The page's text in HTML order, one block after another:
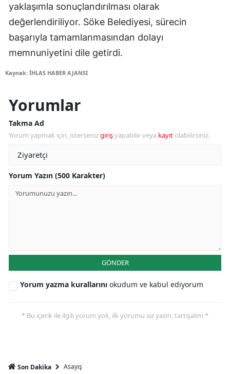
yaklaşımla sonuçlandırılması olarak
değerlendiriliyor. Söke Belediyesi, sürecin
başarıyla tamamlanmasından dolayı
memnuniyetini dile getirdi.
Kaynak: İHLAS HABER AJANSI
Yorumlar
Takma Ad
Yorum yapmak için, istersenizgirişyapabilir veya kayıt olabilirsiniz.
Yorum Yazın (500 Karakter)
GÖNDER
Yorum yazma kurallarını okudum ve kabul ediyorum
* Bu içerik ile ilgili yorum yok, ilk yorumu siz yazın, tartışalım *
Son Dakika Asayiş